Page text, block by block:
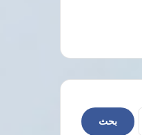
البحث
عن: